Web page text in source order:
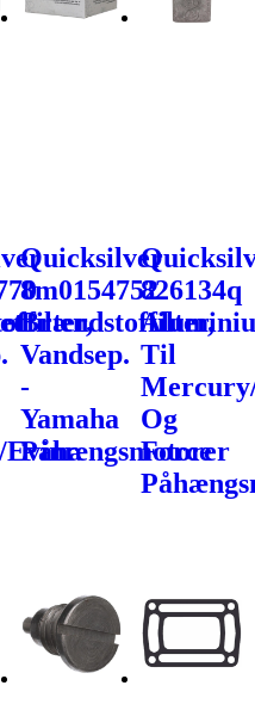
Evinr.
Quicksilver
8m0154752
Brændstoffilter,
Vandsep.
-
Yamaha
Påhængsmotorer
826134q
Til
Og
Force